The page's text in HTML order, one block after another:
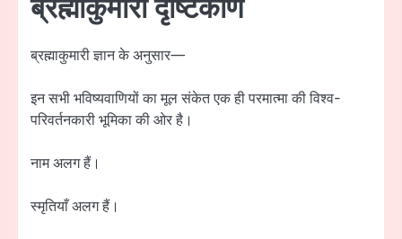
ब्रह्माकुमारी दृष्टिकोण
ब्रह्माकुमारी ज्ञान के अनुसार—
इन सभी भविष्यवाणियों का मूल संकेत एक ही परमात्मा की विश्व-
परिवर्तनकारी भूमिका की ओर है।
नाम अलग हैं।
स्मृतियाँ अलग हैं।